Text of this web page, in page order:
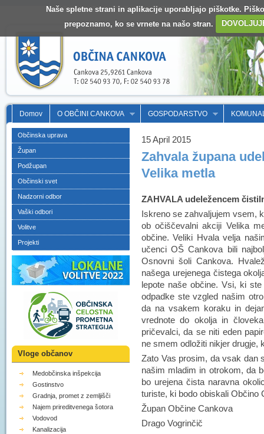
Naše spletne strani in aplikacije uporabljajo piškotke.
prepoznamo, ko se vrnete na našo stran.
Domov O OBČINI CANKOVA GOSPODARSTVO
Občinska uprava
Župan
Podžupan
Občinski svet
Nadzorni odbor
Vaški odbori
Volitve
Projekti
Vloge občanov
Medobčinska inšpekcija
Gostinstvo
Gradnja, promet z zemljišči
Najem prireditvenega šotora
Vodovod
Kanalizacija
15 April 2015
Zahvala župana
Velika metla
ZAHVALA udeležencem
Iskreno se zahvaljujem vsem,
ob očiščevalni akciji Velika
občine. Veliki Hvala velja
učenci OŠ Cankova bili
Osnovni šoli Cankova.
našega urejenega čistega
lepote naše občine. Vsi, ki
odpadke ste vzgled našim
da na vsakem koraku in
vrednote do okolja in
pričevalci, da se niti eden
ne smem odložiti nikjer drugje,
Zato Vas prosim, da vsak dan
našim mladim in otrokom, da
bo urejena čista naravna
turiste, ki bodo obiskali Občino
Župan Občine Cankova
Drago Vogrinčič